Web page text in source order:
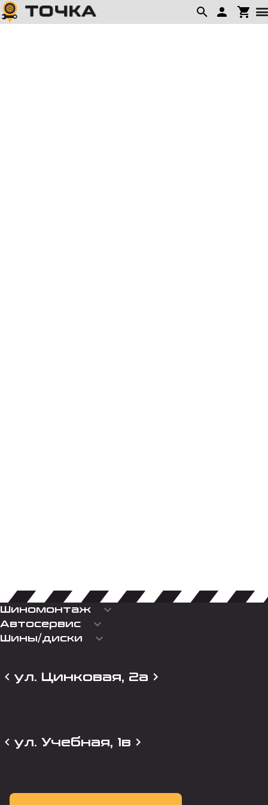
Шиномонтаж keyboard_arrow_down
Автосервис keyboard_arrow_down
Шины/диски keyboard_arrow_down
ул. Цинковая, 2а
ул. Учебная, 1в